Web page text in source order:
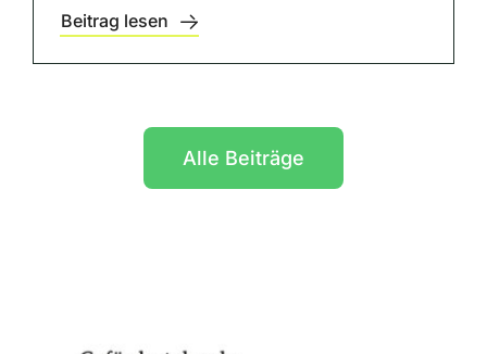
Beitrag lesen
Alle Beiträge